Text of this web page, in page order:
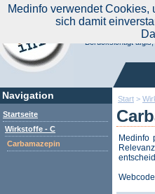
Start >
Medinfo
Navigation
Startseite
Wirkstoffe - C
Carbamazepin
Suchen Sie noch
Medinfo.de - Meta-
Berücksichtigt
Medinfo verwendet
sich damit